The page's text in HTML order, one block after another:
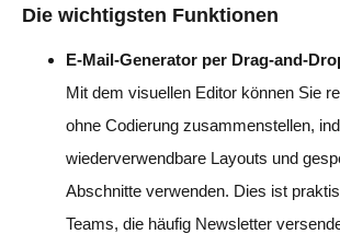
Die wichtigsten Funktionen
E-Mail-Generator per Drag-and-
Mit dem visuellen Editor können Sie
ohne Codierung zusammenstellen,
wiederverwendbare Layouts und
Abschnitte verwenden. Dies ist
Teams, die häufig Newsletter